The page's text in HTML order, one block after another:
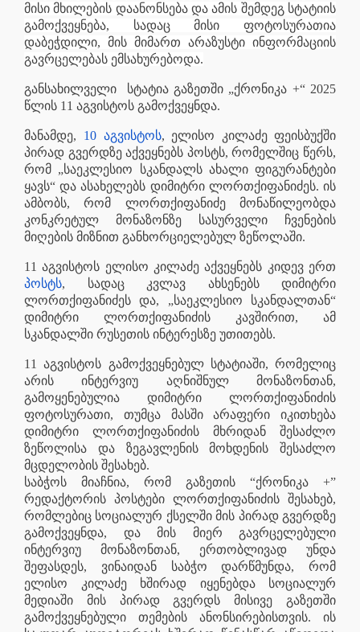
მისი მხილების დაანონსება და ამის შემდეგ სტატიის
გამოქვეყნება, სადაც მისი ფოტოსურათია
დაბეჭდილი, მის მიმართ არაზუსტი ინფორმაციის
გავრცელებას ემსახურებოდა.
განსახილველი
სტატია გაზეთში „ქრონიკა +“ 2025
წლის 11 აგვისტოს გამოქვეყნდა.
მანამდე, 10 აგვისტოს, ელისო კილაძე ფეისბუქში
პირად გვერდზე აქვეყნებს პოსტს, რომელშიც წერს,
რომ „საეკლესიო სკანდალს ახალი ფიგურანტები
ყავს“ და ასახელებს დიმიტრი ლორთქიფანიძეს. ის
ამბობს, რომ ლორთქიფანიძე მონაწილეობდა
კონკრეტულ მონაზონზე სასურველი ჩვენების
მიღების მიზნით განხორციელებულ ზეწოლაში.
11 აგვისტოს ელისო კილაძე აქვეყნებს კიდევ ერთ
პოსტს, სადაც კვლავ ახსენებს დიმიტრი
ლორთქიფანიძეს და, „საეკლესიო სკანდალთან“
დიმიტრი ლორთქიფანიძის კავშირით, ამ
სკანდალში რუსეთის ინტერესზე უთითებს.
11 აგვისტოს გამოქვეყნებულ სტატიაში, რომელიც
არის ინტერვიუ აღნიშნულ მონაზონთან,
გამოყენებულია დიმიტრი ლორთქიფანიძის
ფოტოსურათი, თუმცა მასში არაფერი იკითხება
დიმიტრი ლორთქიფანიძის მხრიდან შესაძლო
ზეწოლისა და ზეგავლენის მოხდენის შესაძლო
მცდელობის შესახებ.
საბჭოს მიაჩნია, რომ გაზეთის “ქრონიკა +”
რედაქტორის პოსტები ლორთქიფანიძის შესახებ,
რომლებიც სოციალურ ქსელში მის პირად გვერდზე
გამოქვეყნდა, და მის მიერ გავრცელებული
ინტერვიუ მონაზონთან, ერთობლივად უნდა
შეფასდეს, ვინაიდან საბჭო დარწმუნდა, რომ
ელისო კილაძე ხშირად იყენებდა სოციალურ
მედიაში მის პირად გვერდს მისივე გაზეთში
გამოქვეყნებული თემების ანონსირებისთვის. ის